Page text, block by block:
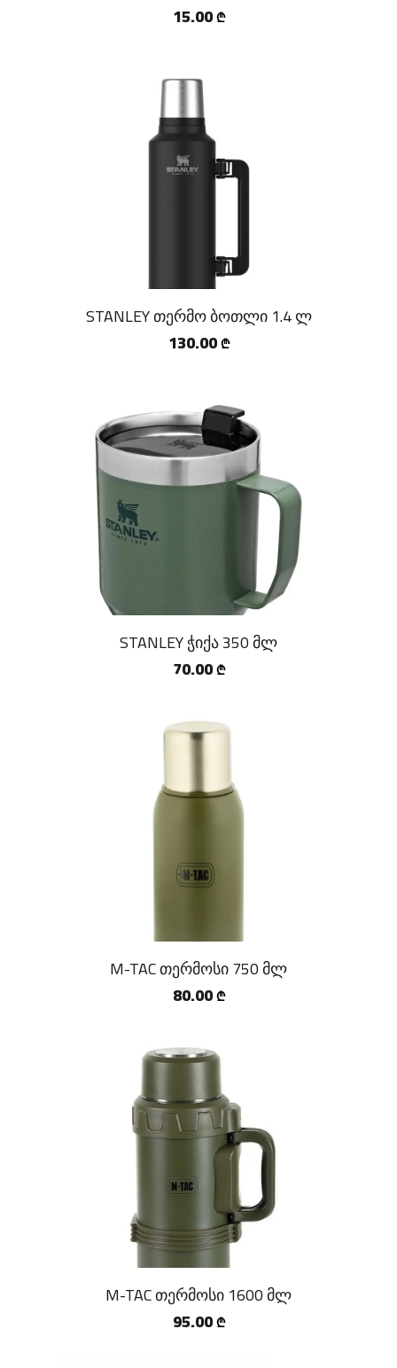
15.00 ₾
STANLEY თერმო ბოთლი 1.4 ლ
130.00 ₾
STANLEY ჭიქა 350 მლ
70.00 ₾
M-TAC თერმოსი 750 მლ
80.00 ₾
M-TAC თერმოსი 1600 მლ
95.00 ₾